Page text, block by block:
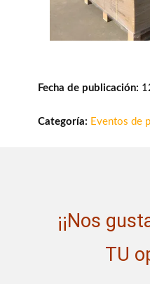
Fecha de publicación:
Categoría: Eventos de
¡¡Nos
TU